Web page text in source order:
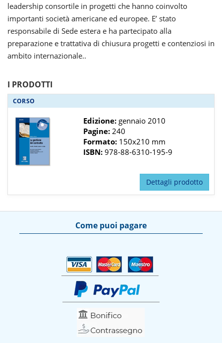
leadership consortile in progetti che hanno coinvolto
importanti società americane ed europee. E’ stato
responsabile di Sede estera e ha partecipato alla
preparazione e trattativa di chiusura progetti e contenziosi in
ambito internazionale..
I PRODOTTI
CORSO
Edizione:gennaio 2010
Pagine: 240
Formato:150x210 mm
ISBN:978-88-6310-195-9
Dettagli prodotto
Come puoi pagare